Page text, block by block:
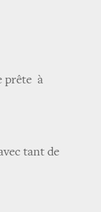
prête à
tant de